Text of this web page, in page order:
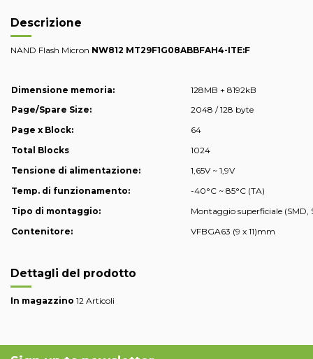
Descrizione
NAND Flash Micron NW812 MT29F1G08ABBFAH4-ITE:F
Dimensione memoria:
128MB + 8192kB
Page/Spare Size:
2048 / 128 byte
Page x Block:
64
Total Blocks
1024
Tensione di alimentazione:
1,65V ~ 1,9V
Temp. di funzionamento:
-40°C ~ 85°C (TA)
Tipo di montaggio:
Montaggio superficiale (SMD,
Contenitore:
VFBGA63 (9 x 11)mm
Dettagli del prodotto
In magazzino 12 Articoli